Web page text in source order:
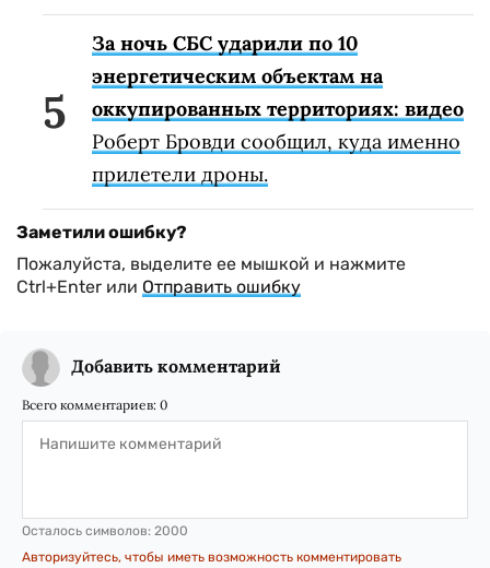
За ночь СБС ударили по 10
энергетическим объектам на
оккупированных территориях: видео
Роберт Бровди сообщил, куда именно
прилетели дроны.
Заметили ошибку?
Пожалуйста, выделите ее мышкой и нажмите
Ctrl+Enter или Отправить ошибку
Добавить комментарий
Всего комментариев: 0
Осталось символов: 2000
Авторизуйтесь, чтобы иметь возможность комментировать